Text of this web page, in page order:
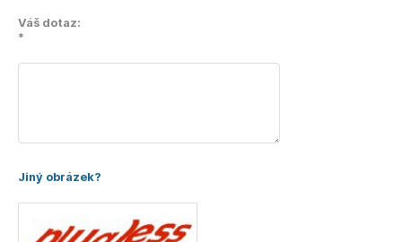
Váš dotaz:
*
Jiný obrázek?